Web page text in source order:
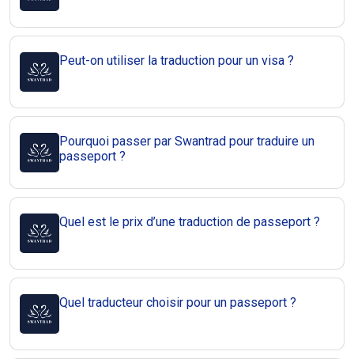
Peut-on utiliser la traduction pour un visa ?
Pourquoi passer par Swantrad pour traduire un
passeport ?
Quel est le prix d’une traduction de passeport ?
Quel traducteur choisir pour un passeport ?